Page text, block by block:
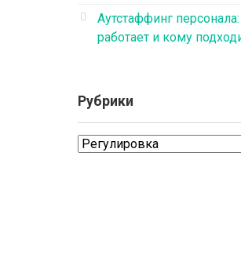
Аутстаффинг персонала:
работает и кому
Рубрики
Рубрики